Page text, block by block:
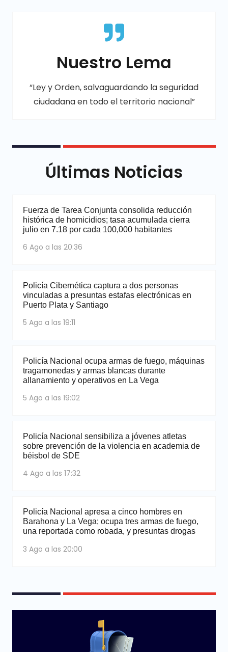
Nuestro Lema
“Ley y Orden, salvaguardando la seguridad
ciudadana en todo el territorio nacional”
Últimas Noticias
Fuerza de Tarea Conjunta consolida reducción
histórica de homicidios; tasa acumulada cierra
julio en 7.18 por cada 100,000 habitantes
6 Ago a las 20:36
Policía Cibernética captura a dos personas
vinculadas a presuntas estafas electrónicas en
Puerto Plata y Santiago
5 Ago a las 19:11
Policía Nacional ocupa armas de fuego, máquinas
tragamonedas y armas blancas durante
allanamiento y operativos en La Vega
5 Ago a las 19:02
Policía Nacional sensibiliza a jóvenes atletas
sobre prevención de la violencia en academia de
béisbol de SDE
4 Ago a las 17:32
Policía Nacional apresa a cinco hombres en
Barahona y La Vega; ocupa tres armas de fuego,
una reportada como robada, y presuntas drogas
3 Ago a las 20:00